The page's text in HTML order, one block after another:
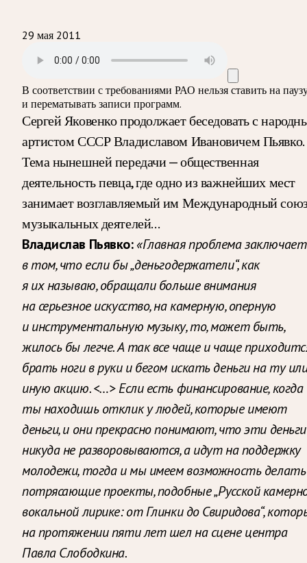
29 мая 2011
В соответствии с требованиями РАО нельзя ставить на
и перематывать записи программ.
Сергей Яковенко продолжает беседовать с
артистом СССР Владиславом Ивановичем Пьявко.
Тема нынешней передачи — общественная
деятельность певца, где одно из важнейших мест
занимает возглавляемый им Международный
музыкальных деятелей…
Владислав Пьявко: «Главная проблема
в том, что если бы „деньгодержатели“, как
я их называю, обращали больше внимания
на серьезное искусство, на камерную, оперную
и инструментальную музыку, то, может быть,
жилось бы легче. А так все чаще и чаще
брать ноги в руки и бегом искать деньги на ту
иную акцию. <…> Если есть финансирование, когда
ты находишь отклик у людей, которые имеют
деньги, и они прекрасно понимают, что эти деньги
никуда не разворовываются, а идут на поддержку
молодежи, тогда и мы имеем возможность делать
потрясающие проекты, подобные „Русской
вокальной лирике: от Глинки до Свиридова“,
на протяжении пяти лет шел на сцене центра
Павла Слободкина.